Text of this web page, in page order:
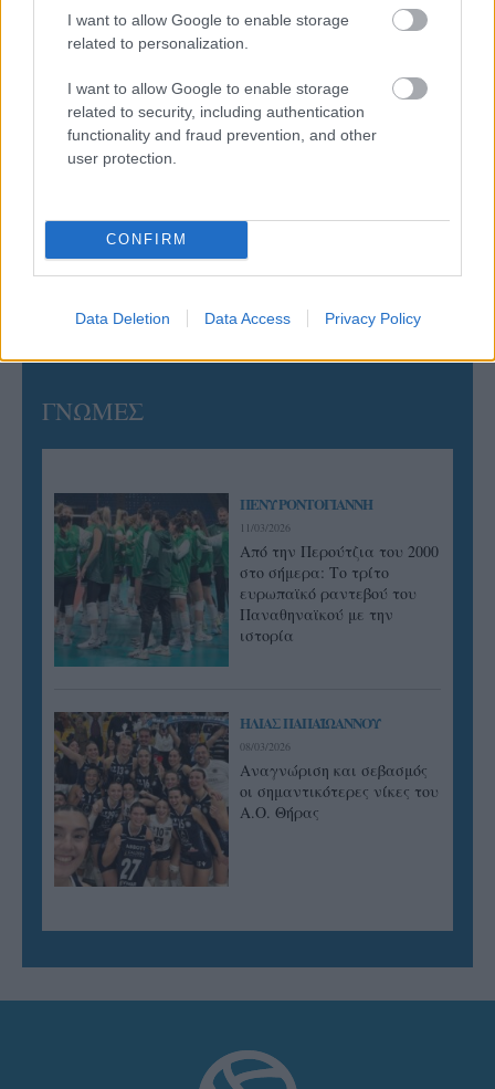
I want to allow Google to enable storage
related to personalization.
I want to allow Google to enable storage
related to security, including authentication
functionality and fraud prevention, and other
user protection.
CONFIRM
Data Deletion Data Access Privacy Policy
Έτοιμη για… υψηλές πτήσεις η Μπενφίκα του Ψάρρα
με τον «Ιπτάμενο Ολλανδό» Βίλτενμπουργκ
05/08/2026
Ισόπαλο το πρωτο φιλικό τεστ της Εθνικής στο
Ουρμπίνο
Προς στρατηγική συνεργασία ΠΑΣΑΠΠ και
Πανεπιστημίου Πατρών
ΓΝΩΜΕΣ
ΠΕΝΥ ΡΟΝΤΟΓΙΑΝΝΗ
11/03/2026
Από την Περούτζια του 2000
στο σήμερα: Tο τρίτο
ευρωπαϊκό ραντεβού του
Παναθηναϊκού με την
ιστορία
ΗΛΙΑΣ ΠΑΠΑΪΩΑΝΝΟΥ
08/03/2026
Αναγνώριση και σεβασμός
οι σημαντικότερες νίκες του
Α.Ο. Θήρας